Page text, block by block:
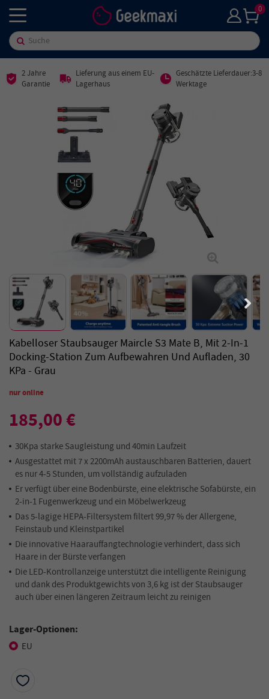
0
2 Jahre
Garantie
Lieferung aus einem EU-
Lagerhaus
Geschätzte Lieferdauer:3-8
Werktage
Kabelloser Staubsauger Maircle S3 Mate B, Mit 2-In-1
Docking-Station Zum Aufbewahren Und Aufladen, 30
KPa - Grau
nur online
185,00 €
30Kpa starke Saugleistung und 40min Laufzeit
Ausgestattet mit 7 x 2200mAh austauschbaren Batterien, dauert
es nur 4-5 Stunden, um vollständig aufzuladen
Er verfügt über eine Bodenbürste, eine elektrische Sofabürste, ein
2-in-1 Fugenwerkzeug und ein Möbelwerkzeug
Das 5-lagige HEPA-Filtersystem filtert 99,97 % der Allergene,
Feinstaub und Kleinstpartikel
Die innovative Haarauffangtechnologie verhindert, dass sich
Haare in der Bürste verfangen
Die LED-Kontrollanzeige unterstützt die intelligente Reinigung
und dank des Produktgewichts von 3,6 kg ist der Staubsauger
auch über einen längeren Zeitraum leicht zu reinigen
Lager-Optionen:
EU